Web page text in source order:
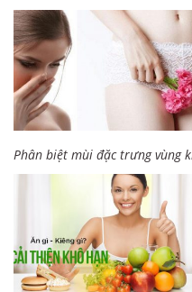
Phân biệt mùi đặc trưng vùng